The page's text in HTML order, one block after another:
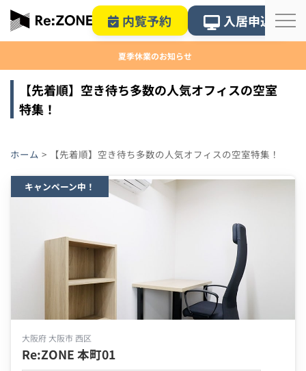
内覧予約 入居申込
夏季休業のお知らせ
ホーム > 【先着順】空き待ち多数の人気オフィスの空室特集！
【先着順】空き待ち多数の人気オフィスの空室
特集！
キャンペーン中！
大阪府 大阪市 西区
Re:ZONE 本町01